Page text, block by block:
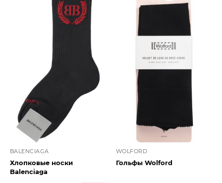
BALENCIAGA
Хлопковые носки
Balenciaga
WOLFORD
Гольфы Wolford